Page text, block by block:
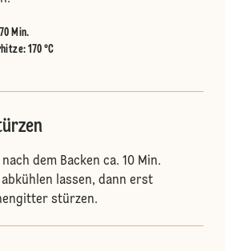
Min.
: 170 °C
dem Backen ca. 10 Min.
lassen, dann erst
stürzen.